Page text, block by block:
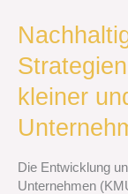
kleiner
Die Entwicklung
Unternehmen
Nachhaltiges
Wachstum:
Strategien
Entwicklung
kleiner
und
Unternehmen